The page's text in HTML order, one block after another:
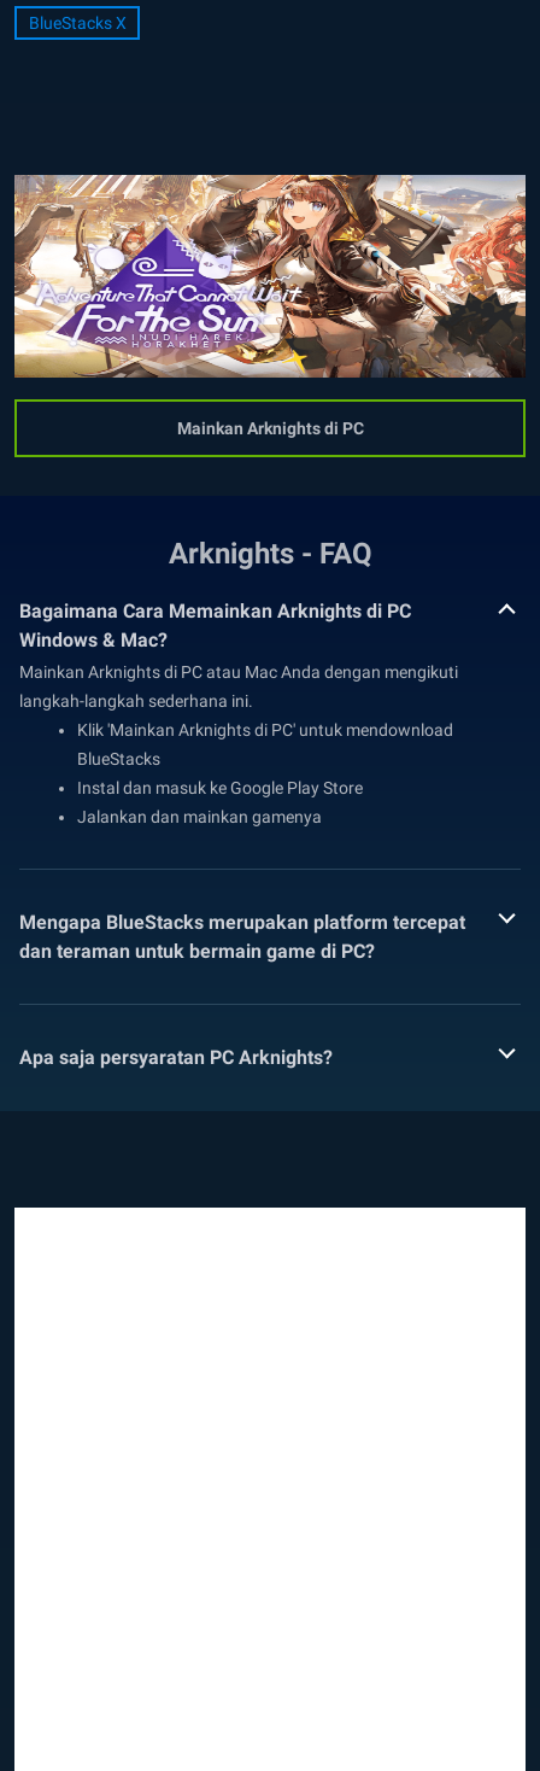
BlueStacks X
Mainkan Arknights di PC
Arknights - FAQ
Bagaimana Cara Memainkan Arknights di PC
Windows & Mac?
Mainkan Arknights di PC atau Mac Anda dengan mengikuti
langkah-langkah sederhana ini.
Klik 'Mainkan Arknights di PC' untuk mendownload
BlueStacks
Instal dan masuk ke Google Play Store
Jalankan dan mainkan gamenya
Mengapa BlueStacks merupakan platform tercepat
dan teraman untuk bermain game di PC?
Apa saja persyaratan PC Arknights?